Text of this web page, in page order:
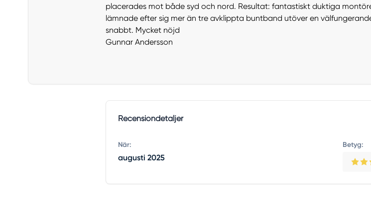
placerades mot både syd och nord. Resultat: fantastiskt duktiga
lämnade efter sig mer än tre avklippta buntband utöver en
snabbt. Mycket nöjd
Gunnar Andersson
Recensiondetaljer
När:
augusti 2025
Betyg: